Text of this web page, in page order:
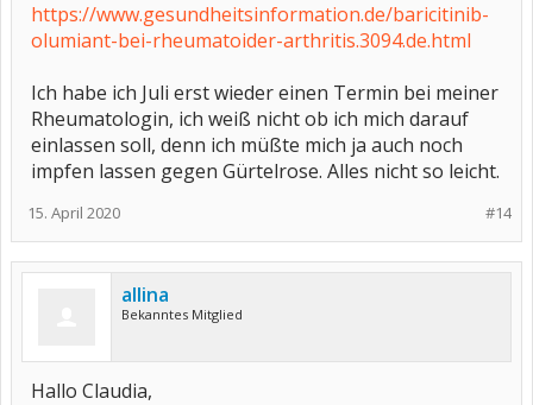
https://www.gesundheitsinformation.de/baricitinib-
olumiant-bei-rheumatoider-arthritis.3094.de.html
Ich habe ich Juli erst wieder einen Termin bei meiner
Rheumatologin, ich weiß nicht ob ich mich darauf
einlassen soll, denn ich müßte mich ja auch noch
impfen lassen gegen Gürtelrose. Alles nicht so leicht.
#14
15. April 2020
allina
Bekanntes Mitglied
Hallo Claudia,